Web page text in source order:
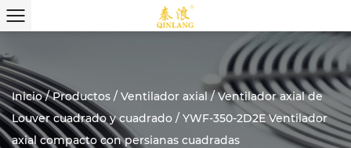
Inicio/Productos / Ventilador axial/Ventilador axial de
Louver cuadrado y cuadrado / YWF-350-2D2E Ventilador
axial compacto con persianas cuadradas